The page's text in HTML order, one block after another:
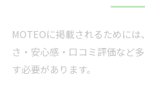
MOTEOに掲載されるために
さ・安心感・口コミ評価など
す必要があります。